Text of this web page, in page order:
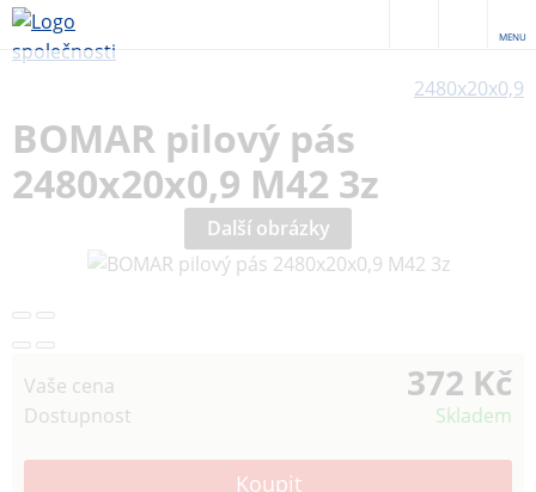
MENU
2480x20x0,9
BOMAR pilový pás
2480x20x0,9 M42 3z
Další obrázky
Vaše cena 372 Kč
Dostupnost Skladem